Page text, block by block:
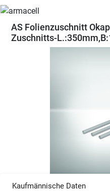
AS Folienzuschnitt
Zuschnitts-
Kaufmännische Daten